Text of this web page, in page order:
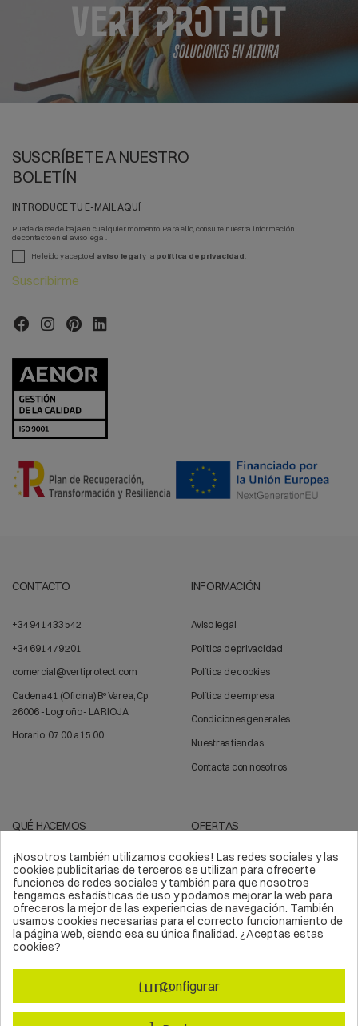
SUSCRÍBETE A NUESTRO
BOLETÍN
Puede darse de baja en cualquier momento. Para ello, consulte nuestra información
de contacto en el aviso legal.
He leído y acepto el aviso legaly la política de privacidad
Suscribirme
CONTACTO
+34 941 433 542
+34 691 479 201
comercial@vertiprotect.com
Cadena 41 (Oficina) Bº Varea, Cp
26006 - Logroño - LA RIOJA
Horario: 07:00 a 15:00
INFORMACIÓN
Aviso legal
Política de privacidad
Política de cookies
Política de empresa
Condiciones generales
Nuestras tiendas
Contacta con nosotros
QUÉ HACEMOS
Trabajos verticales
Líneas de vida
Epis
Equipos de protección
Formación
OFERTAS
Arnés de seguridad
Sistemas anticaídas
Kits de seguridad
Material deportivo
Escalada
Equipamientos
¡Nosotros también utilizamos cookies! Las redes sociales y las
cookies publicitarias de terceros se utilizan para ofrecerte
funciones de redes sociales y también para que nosotros
tengamos estadísticas de uso y podamos mejorar la web para
ofreceros la mejor de las experiencias de navegación. También
usamos cookies necesarias para el correcto funcionamiento de
la página web, siendo esa su única finalidad. ¿Aceptas estas
cookies?
tuneConfigurar